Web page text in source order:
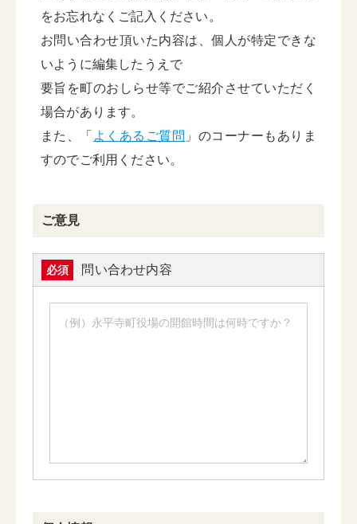
をお忘れなくご記入ください。
お問い合わせ頂いた内容は、個人が特定できな
いように編集したうえで
要旨を町のおしらせ等でご紹介させていただく
場合があります。
また、「 よくあるご質問 」のコーナーもありま
すのでご利用ください。
ご意見
必須 問い合わせ内容